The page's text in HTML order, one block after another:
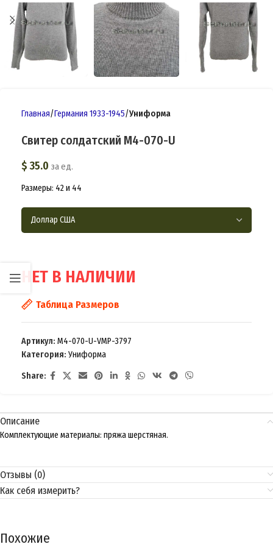
Главная Германия 1933-1945 Униформа
Свитер солдатский M4-070-U
$35.0 за ед.
Размеры: 42 и 44
НЕТ В НАЛИЧИИ
Таблица Размеров
Артикул: M4-070-U-VMP-3797
Категория: Униформа
Share:
Описание
Комплектующие материалы: пряжа шерстяная.
Отзывы (0)
Как себя измерить?
Похожие